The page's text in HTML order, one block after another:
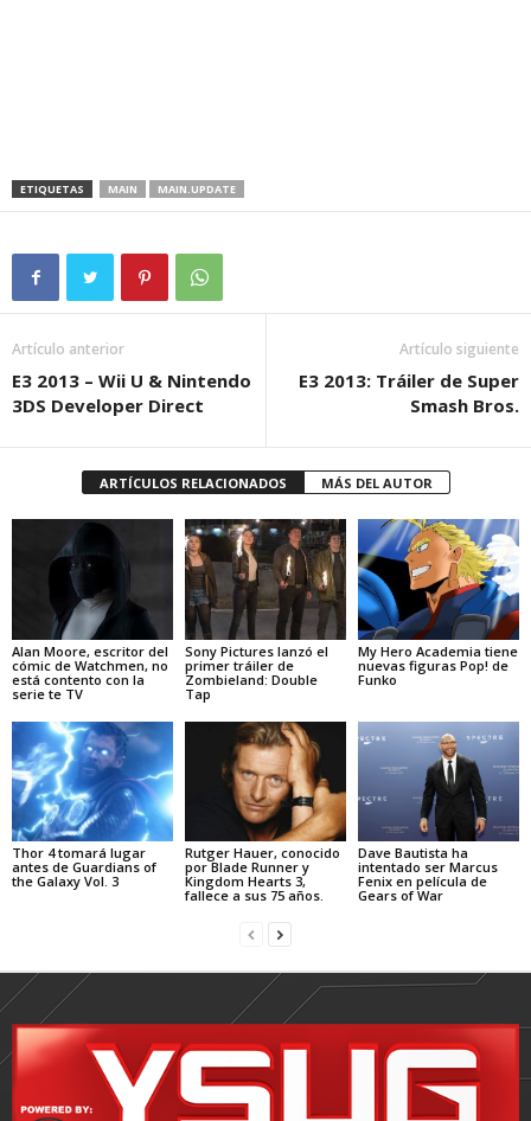
ETIQUETAS MAIN MAIN.UPDATE
Artículo anterior
E3 2013 – Wii U & Nintendo
3DS Developer Direct
Artículo siguiente
E3 2013: Tráiler de Super
Smash Bros.
ARTÍCULOS RELACIONADOS MÁS DEL AUTOR
Alan Moore, escritor del
cómic de Watchmen, no
está contento con la
serie te TV
Sony Pictures lanzó el
primer tráiler de
Zombieland: Double
Tap
My Hero Academia tiene
nuevas figuras Pop! de
Funko
Thor 4 tomará lugar
antes de Guardians of
the Galaxy Vol. 3
Rutger Hauer, conocido
por Blade Runner y
Kingdom Hearts 3,
fallece a sus 75 años.
Dave Bautista ha
intentado ser Marcus
Fenix en película de
Gears of War